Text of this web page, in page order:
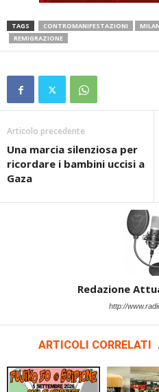
TAGS CONTROMANIFESTAZIONI
REMIGRAZIONE
Articolo precedente
Una marcia silenziosa per
ricordare i bambini uccisi a
Gaza
Redazione
http://
ARTICOLI CORRELATI